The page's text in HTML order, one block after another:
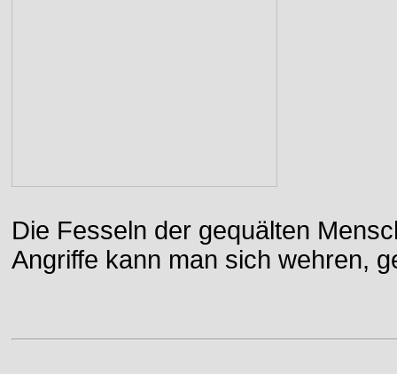
Die Fesseln der gequälten
Angriffe kann man sich wehren,